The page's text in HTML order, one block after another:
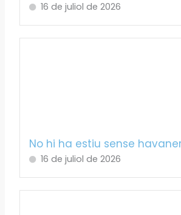
16 de juliol de 2026
No hi ha estiu sense
16 de juliol de 2026